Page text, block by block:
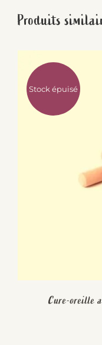
Produits
Stock épuisé
Cure-oreille